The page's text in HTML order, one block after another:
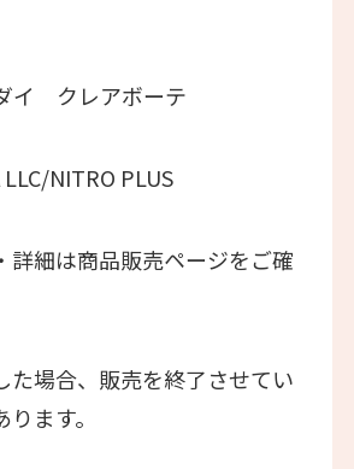
イ クレアボーテ
NITRO PLUS
細は商品販売ページをご確
場合、販売を終了させてい
ます。